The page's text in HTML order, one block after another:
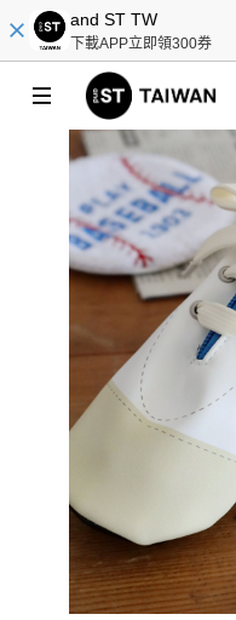
and ST TW
下載APP立即領300券